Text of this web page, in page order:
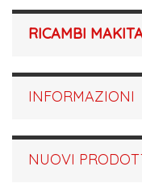
RICAMBI
INFORMAZIONI
NUOVI